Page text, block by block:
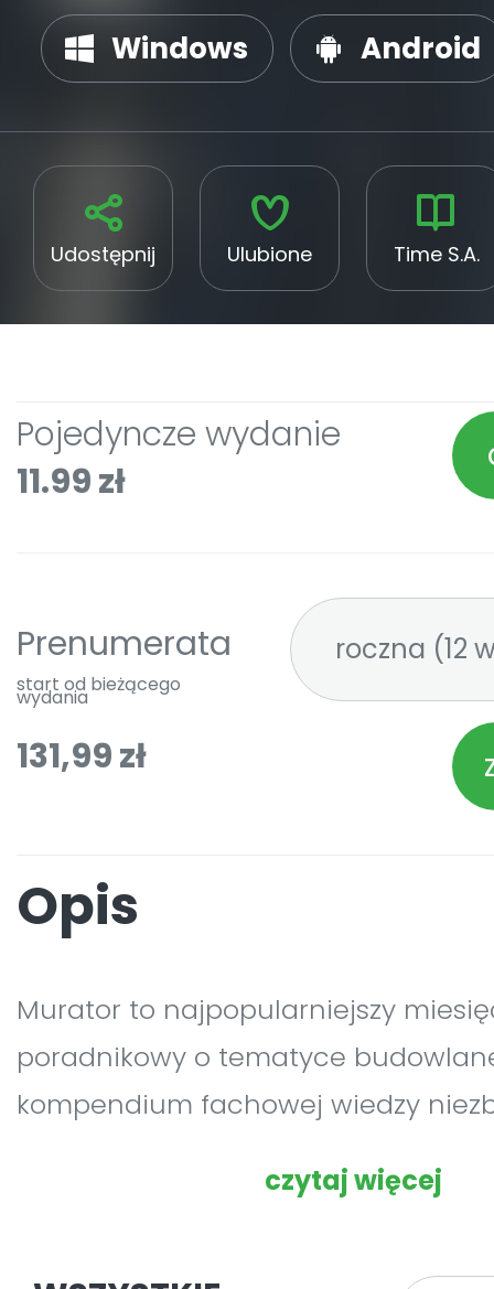
Windows Android
Udostępnij Ulubione Time S.A.
Pojedyncze wydanie
11.99 zł
Prenumerata
start od bieżącego
wydania
131,99 zł
Opis
Murator to najpopularniejszy
poradnikowy o tematyce
kompendium fachowej wiedzy
pomaga w budowie nowoczesnych,
czytaj więcej